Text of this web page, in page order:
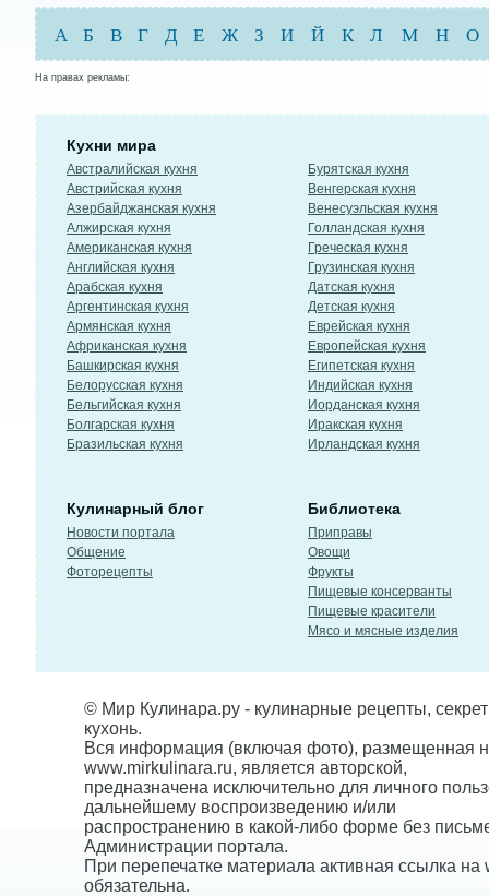
А Б В Г Д Е Ж З И Й К Л М Н О
На правах рекламы:
Кухни мира
Австралийская кухня
Австрийская кухня
Азербайджанская кухня
Алжирская кухня
Американская кухня
Английская кухня
Арабская кухня
Аргентинская кухня
Армянская кухня
Африканская кухня
Башкирская кухня
Белорусская кухня
Бельгийская кухня
Болгарская кухня
Бразильская кухня
Бурятская кухня
Венгерская кухня
Венесуэльская кухня
Голландская кухня
Греческая кухня
Грузинская кухня
Датская кухня
Детская кухня
Еврейская кухня
Европейская кухня
Египетская кухня
Индийская кухня
Иорданская кухня
Иракская кухня
Ирландская кухня
Кулинарный блог
Новости портала
Общение
Фоторецепты
Библиотека
Приправы
Овощи
Фрукты
Пищевые консерванты
Пищевые красители
Мясо и мясные изделия
© Мир Кулинара.ру - кулинарные рецепты,
кухонь.
Вся информация (включая фото), размещенная
www.mirkulinara.ru, является авторской,
предназначена исключительно для личного
дальнейшему воспроизведению и/или
распространению в какой-либо форме без
Администрации портала.
При перепечатке материала активная ссылка на
обязательна.